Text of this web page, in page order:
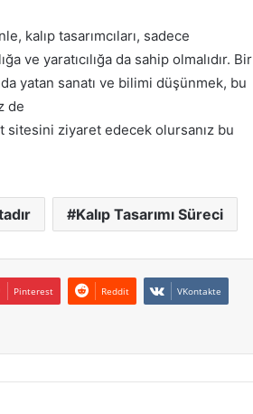
kalıp tasarımcıları, sadece
ve yaratıcılığa da sahip olmalıdır. Bir
yatan sanatı ve bilimi düşünmek, bu
de
sitesini ziyaret edecek olursanız bu
Kalıp Tasarımı Süreci
Pinterest Reddit VKontakte